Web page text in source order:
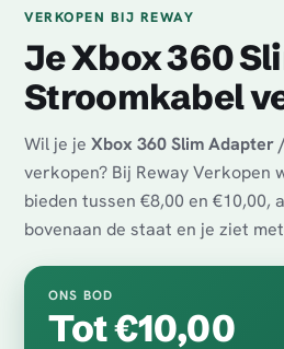
VERKOPEN BIJ REWAY
Je Xbox 360
Stroomkabel
Wil je je Xbox 360 Slim Adapter
verkopen? Bij Reway
bieden tussen €8,00 en €10,00,
bovenaan de staat en je ziet
ONS BOD
Tot €10,00